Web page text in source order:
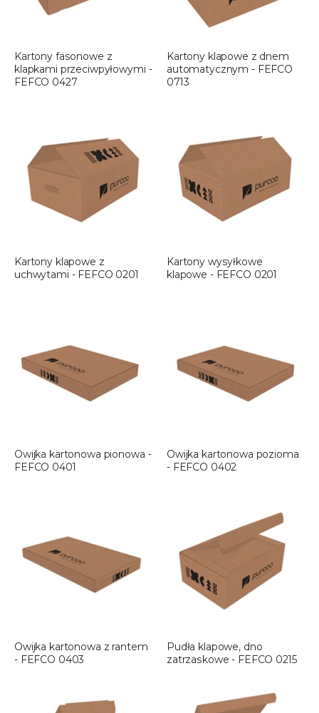
Kartony fasonowe z
klapkami przeciwpyłowymi -
FEFCO 0427
Kartony klapowe z dnem
automatycznym - FEFCO
0713
Kartony klapowe z
uchwytami - FEFCO 0201
Kartony wysyłkowe
klapowe - FEFCO 0201
Owijka kartonowa pionowa -
FEFCO 0401
Owijka kartonowa pozioma
- FEFCO 0402
Owijka kartonowa z rantem
- FEFCO 0403
Pudła klapowe, dno
zatrzaskowe - FEFCO 0215